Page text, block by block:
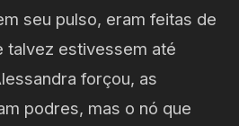
seu pulso, eram feitas de
talvez estivessem até
forçou, as
podres, mas o nó que